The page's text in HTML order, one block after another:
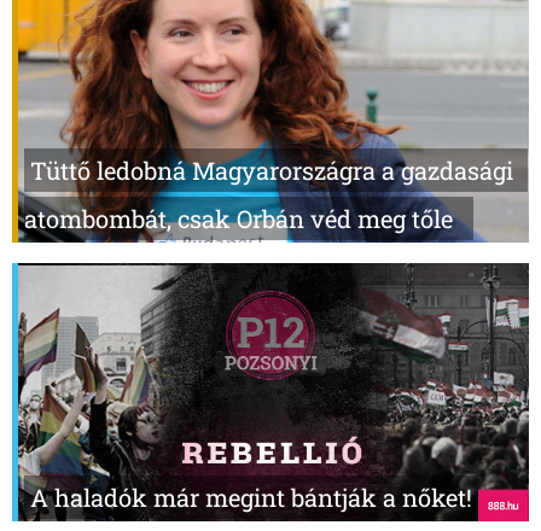
Tüttő ledobná Magyarországra a gazdasági
atombombát, csak Orbán véd meg tőle
A haladók már megint bántják a nőket!